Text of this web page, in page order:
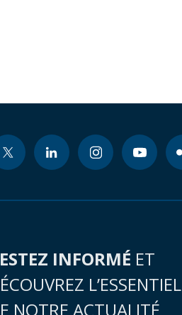
INFORMÉ ET
L’ESSENTIEL
NOTRE ACTUALITÉ